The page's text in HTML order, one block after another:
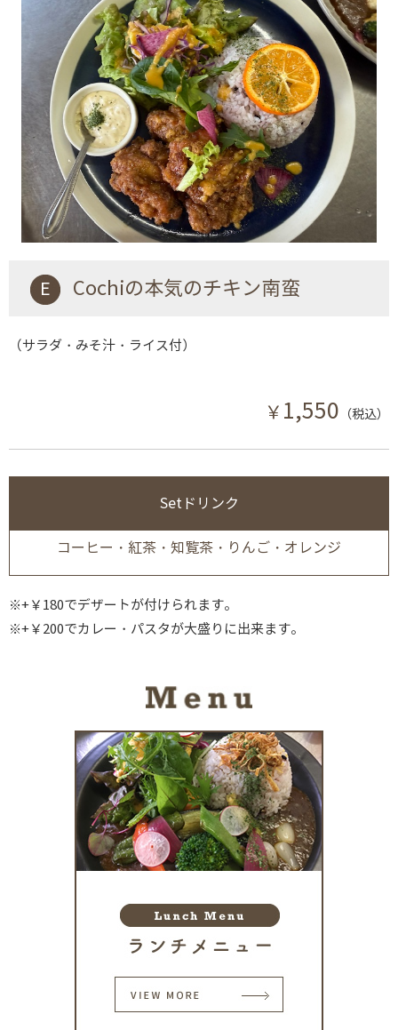
E Cochiの本気のチキン南蛮
（サラダ・みそ汁・ライス付）
￥ 1,550 （税込）
Setドリンク
コーヒー・紅茶・知覧茶・りんご・オレンジ
※+￥180でデザートが付けられます。
※+￥200でカレー・パスタが大盛りに出来ます。